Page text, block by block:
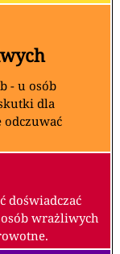
- u osób
dla
doświadczać
wrażliwych